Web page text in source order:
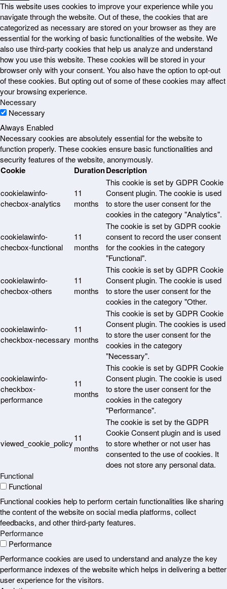
This website uses cookies to improve your experience while you
navigate through the website. Out of these, the cookies that are
categorized as necessary are stored on your browser as they are
essential for the working of basic functionalities of the website. We
also use third-party cookies that help us analyze and understand
how you use this website. These cookies will be stored in your
browser only with your consent. You also have the option to opt-out
of these cookies. But opting out of some of these cookies may affect
your browsing experience.
Necessary
Necessary
Always Enabled
Necessary cookies are absolutely essential for the website to
function properly. These cookies ensure basic functionalities and
security features of the website, anonymously.
Cookie DurationDescription
cookielawinfo-
checbox-analytics
11
months
This cookie is set by GDPR Cookie
Consent plugin. The cookie is used
to store the user consent for the
cookies in the category "Analytics".
cookielawinfo-
checbox-functional
11
months
The cookie is set by GDPR cookie
consent to record the user consent
for the cookies in the category
"Functional".
cookielawinfo-
checbox-others
11
months
This cookie is set by GDPR Cookie
Consent plugin. The cookie is used
to store the user consent for the
cookies in the category "Other.
cookielawinfo-
checkbox-necessary
11
months
This cookie is set by GDPR Cookie
Consent plugin. The cookies is used
to store the user consent for the
cookies in the category
"Necessary".
cookielawinfo-
checkbox-
performance
11
months
This cookie is set by GDPR Cookie
Consent plugin. The cookie is used
to store the user consent for the
cookies in the category
"Performance".
viewed_cookie_policy
11
months
The cookie is set by the GDPR
Cookie Consent plugin and is used
to store whether or not user has
consented to the use of cookies. It
does not store any personal data.
Functional
Functional
Functional cookies help to perform certain functionalities like sharing
the content of the website on social media platforms, collect
feedbacks, and other third-party features.
Performance
Performance
Performance cookies are used to understand and analyze the key
performance indexes of the website which helps in delivering a better
user experience for the visitors.